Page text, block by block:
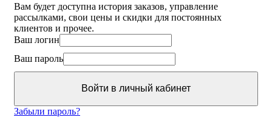
Вам будет доступна история заказов, управление
рассылками, свои цены и скидки для постоянных
клиентов и прочее.
Ваш логин
Ваш пароль
Войти в личный кабинет
Забыли пароль?